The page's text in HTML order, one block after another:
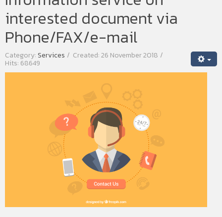
interested document via
Phone/FAX/e-mail
Category: Services Created: 26 November 2018
Hits: 68649